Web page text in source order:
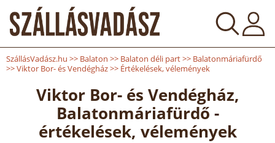
SzállásVadász.hu >> Balaton >> Balaton déli part>> Balatonmáriafürdő
>>Viktor Bor- és Vendégház>> Értékelések, vélemények
Viktor Bor- és Vendégház,
Balatonmáriafürdő -
értékelések, vélemények